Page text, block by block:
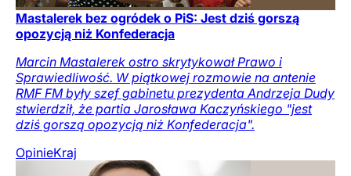
Mastalerek bez ogródek o PiS: Jest dziś gorszą
opozycją niż Konfederacja
Marcin Mastalerek ostro skrytykował Prawo i
Sprawiedliwość. W piątkowej rozmowie na antenie
RMF FM były szef gabinetu prezydenta Andrzeja Dudy
stwierdził, że partia Jarosława Kaczyńskiego "jest
dziś gorszą opozycją niż Konfederacja".
OpinieKraj